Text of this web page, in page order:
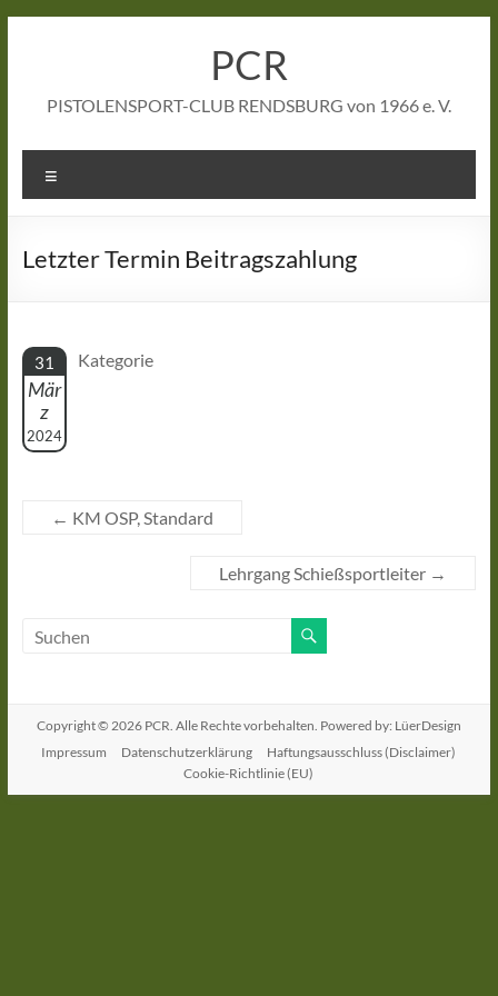
PCR
PISTOLENSPORT-CLUB RENDSBURG von 1966 e. V.
Letzter Termin Beitragszahlung
31
Mär
z
2024
Kategorie
← KM OSP, Standard
Lehrgang Schießsportleiter →
Copyright © 2026 PCR. Alle Rechte vorbehalten. Powered by: LüerDesign
Impressum
Datenschutzerklärung
Haftungsausschluss (Disclaimer)
Cookie-Richtlinie (EU)